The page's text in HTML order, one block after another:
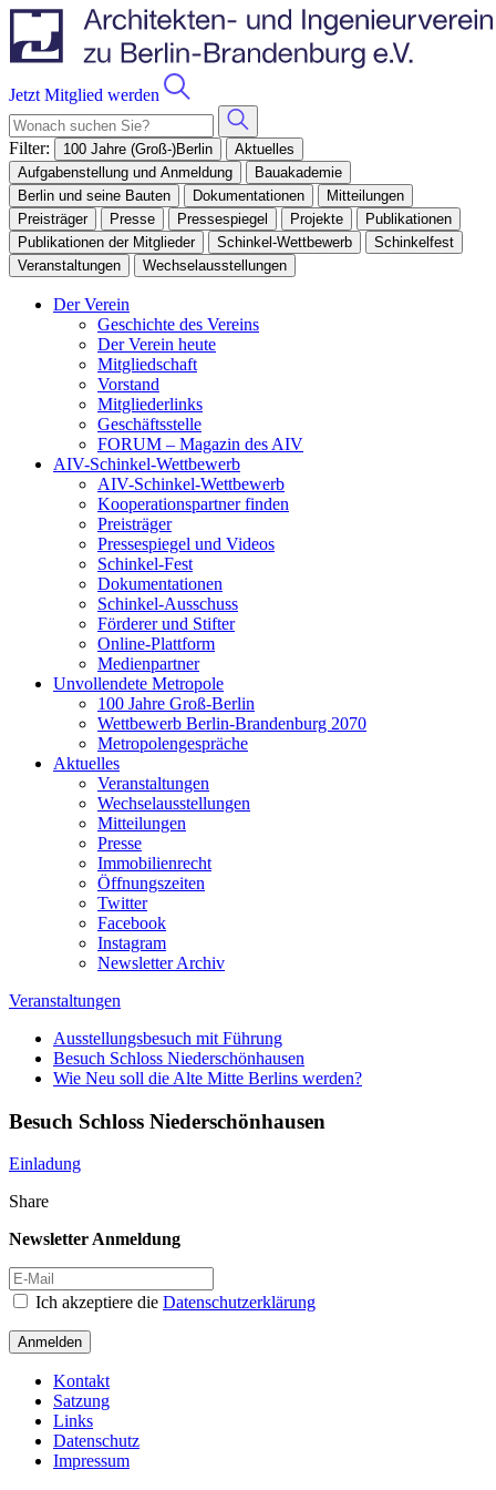
Jetzt Mitglied werden
Filter: 100 Jahre (Groß-)Berlin
Aktuelles
Aufgabenstellung und Anmeldung
Bauakademie
Berlin und seine Bauten
Dokumentationen
Mitteilungen
Preisträger
Presse Pressespiegel Projekte
Publikationen
Publikationen der Mitglieder
Schinkel-Wettbewerb
Schinkelfest
Veranstaltungen
Wechselausstellungen
Der Verein
Geschichte des Vereins
Der Verein heute
Mitgliedschaft
Vorstand
Mitgliederlinks
Geschäftsstelle
FORUM – Magazin des AIV
AIV-Schinkel-Wettbewerb
AIV-Schinkel-Wettbewerb
Kooperationspartner finden
Preisträger
Pressespiegel und Videos
Schinkel-Fest
Dokumentationen
Schinkel-Ausschuss
Förderer und Stifter
Online-Plattform
Medienpartner
Unvollendete Metropole
100 Jahre Groß-Berlin
Wettbewerb Berlin-Brandenburg 2070
Metropolengespräche
Aktuelles
Veranstaltungen
Wechselausstellungen
Mitteilungen
Presse
Immobilienrecht
Öffnungszeiten
Twitter
Facebook
Instagram
Newsletter Archiv
Veranstaltungen
Ausstellungsbesuch mit Führung
Besuch Schloss Niederschönhausen
Wie Neu soll die Alte Mitte Berlins werden?
Besuch Schloss Niederschönhausen
Einladung
Share
Newsletter Anmeldung
Ich akzeptiere die Datenschutzerklärung
Anmelden
Kontakt
Satzung
Links
Datenschutz
Impressum